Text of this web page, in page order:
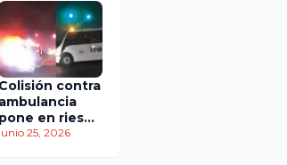
de
fluidos
Colisión contra
ambulancia
pone en riesgo
de
junio 25, 2026